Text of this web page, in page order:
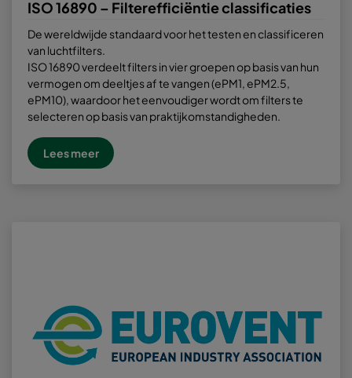
ISO 16890 – Filterefficiëntie classificaties
De wereldwijde standaard voor het testen en classificeren
van luchtfilters.
ISO 16890 verdeelt filters in vier groepen op basis van hun
vermogen om deeltjes af te vangen (ePM1, ePM2.5,
ePM10), waardoor het eenvoudiger wordt om filters te
selecteren op basis van praktijkomstandigheden.
Lees meer